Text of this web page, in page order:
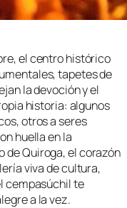
el centro histórico
tapetes de
la devoción y el
historia: algunos
otros a seres
huella en la
de Quiroga, el corazón
viva de cultura,
cempasúchil te
a la vez.